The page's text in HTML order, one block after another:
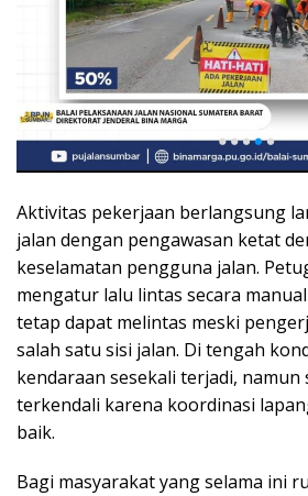
Aktivitas pekerjaan berlangsung
jalan dengan pengawasan ketat
keselamatan pengguna jalan.
mengatur lalu lintas secara
tetap dapat melintas meski
salah satu sisi jalan. Di tengah
kendaraan sesekali terjadi, namun
terkendali karena koordinasi
baik.
Bagi masyarakat yang selama ini